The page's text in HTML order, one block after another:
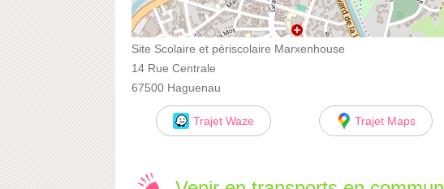
Site Scolaire et périscolaire Marxenhouse
14 Rue Centrale
67500 Haguenau
Trajet Waze Trajet Maps